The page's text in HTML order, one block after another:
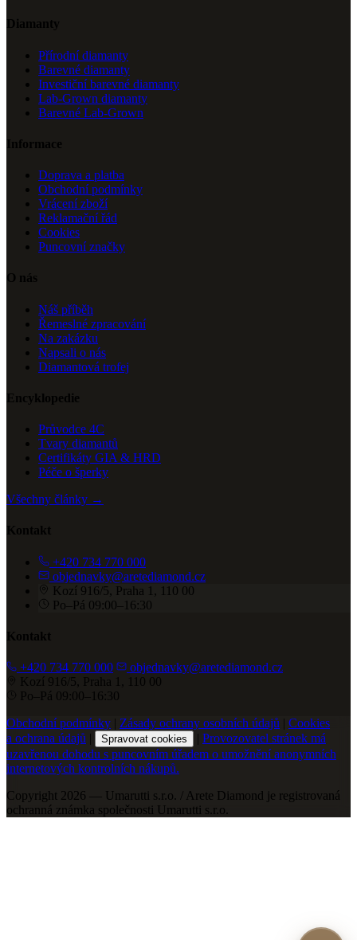
Diamanty
Přírodní diamanty
Barevné diamanty
Investiční barevné diamanty
Lab-Grown diamanty
Barevné Lab-Grown
Informace
Doprava a platba
Obchodní podmínky
Vrácení zboží
Reklamační řád
Cookies
Puncovní značky
O nás
Náš příběh
Řemeslné zpracování
Na zakázku
Napsali o nás
Diamantová trofej
Encyklopedie
Průvodce 4C
Tvary diamantů
Certifikáty GIA & HRD
Péče o šperky
Všechny články →
Kontakt
+420 734 770 000
objednavky@aretediamond.cz
Kozí 916/5, Praha 1, 110 00
Po–Pá 09:00–16:30
Kontakt
+420 734 770 000
objednavky@aretediamond.cz
Kozí 916/5, Praha 1, 110 00
Po–Pá 09:00–16:30
Obchodní podmínky | Zásady ochrany osobních údajů | Cookies
a ochrana údajů | Spravovat cookies | Provozovatel stránek má
uzavřenou dohodu s puncovním úřadem o umožnění anonymních
internetových kontrolních nákupů.
Copyright 2026 — Umarutti s.r.o. / Arete Diamond je registrovaná
ochranná známka společnosti Umarutti s.r.o.